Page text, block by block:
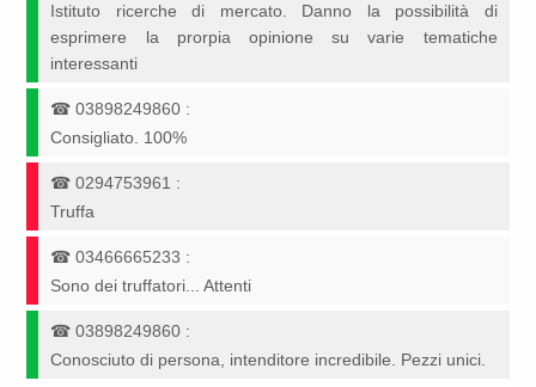
Istituto ricerche di mercato. Danno la possibilità di
esprimere la prorpia opinione su varie tematiche
interessanti
☎03898249860 :
Consigliato. 100%
☎0294753961 :
Truffa
☎03466665233 :
Sono dei truffatori... Attenti
☎03898249860 :
Conosciuto di persona, intenditore incredibile. Pezzi unici.